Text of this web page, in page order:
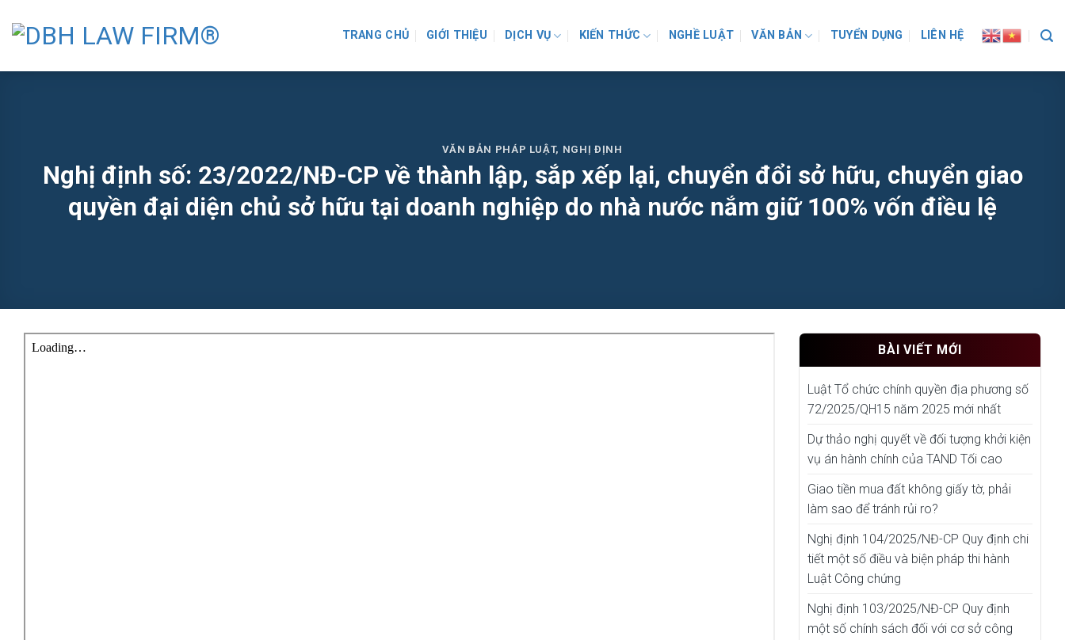
content
TRANG CHỦ GIỚI THIỆU DỊCH VỤ KIẾN THỨC NGHỀ LUẬT VĂN BẢN TUYỂN DỤNG LIÊN HỆ
VĂN BẢN PHÁP LUẬT, NGHỊ ĐỊNH
Nghị định số: 23/2022/NĐ-CP về thành lập, sắp xếp lại, chuyển đổi sở hữu, chuyển giao
quyền đại diện chủ sở hữu tại doanh nghiệp do nhà nước nắm giữ 100% vốn điều lệ
BÀI VIẾT MỚI
Luật Tổ chức chính quyền địa phương số
72/2025/QH15 năm 2025 mới nhất
Dự thảo nghị quyết về đối tượng khởi kiện
vụ án hành chính của TAND Tối cao
Giao tiền mua đất không giấy tờ, phải
làm sao để tránh rủi ro?
Nghị định 104/2025/NĐ-CP Quy định chi
tiết một số điều và biện pháp thi hành
Luật Công chứng
Nghị định 103/2025/NĐ-CP Quy định
một số chính sách đối với cơ sở công